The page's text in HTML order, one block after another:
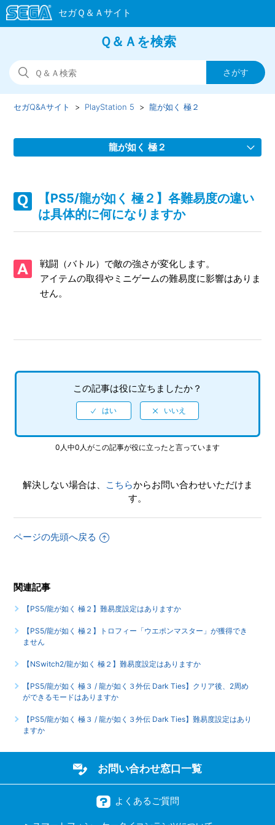
Ｑ＆Ａを検索
セガQ&Aサイト PlayStation 5 龍が如く 極２
龍が如く 極２
なくなる等の効果をもつ装備品はありますか
【PS5/龍が如く 極２】Steam版の問い合わせ先はどこです
【PS5/龍が如く 極２】取扱説明書（マニュアル）はありま
すか
【PS5/龍が如く 極２】何をしたらいいか、どこへ行けばい
いか、バトルで勝てない場合はどうすればいいですか
【PS5/龍が如く 極２】クリアデータのデータ引き継ぎに
て、引き継がれる要素と引き継がれない要素を教えてくださ
【PS5/龍が如く 極２】クリア後、2周めができるモードはあ
【PS5/龍が如く 極２】真島編をクリア後 何度もプレイでき
条件はありますか
もっと見る
【PS5/龍が如く 極２】各難易度の違い
は具体的に何になりますか
戦闘（バトル）で敵の強さが変化します。
アイテムの取得やミニゲームの難易度に影響はありま
せん。
この記事は役に立ちましたか？
0人中0人がこの記事が役に立ったと言っています
解決しない場合は、 こちらからお問い合わせいただけま
す。
ページの先頭へ戻る
関連記事
【PS5/龍が如く 極２】難易度設定はありますか
【PS5/龍が如く 極２】トロフィー「ウエポンマスター」が獲得でき
ません
【NSwitch2/龍が如く 極２】難易度設定はありますか
【PS5/龍が如く 極３ / 龍が如く３外伝 Dark Ties】クリア後、2周め
ができるモードはありますか
【PS5/龍が如く 極３ / 龍が如く３外伝 Dark Ties】難易度設定はあり
ますか
お問い合わせ窓口一覧
よくあるご質問